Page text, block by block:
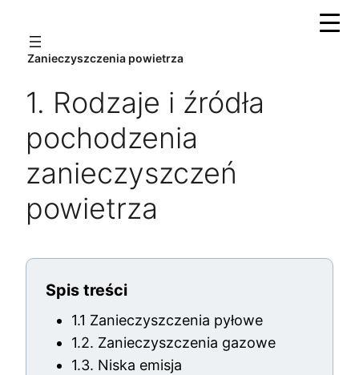
1. Rodzaje i źródła pochodzenia zanieczyszczeń
powietrza
2. Zjawisko smogu
3. Normy jakości powietrza
Pytania sprawdzające
Zanieczyszczenia powietrza
1. Rodzaje i źródła
pochodzenia
zanieczyszczeń
powietrza
Spis treści
1.1 Zanieczyszczenia pyłowe
1.2. Zanieczyszczenia gazowe
1.3. Niska emisja
Niezbędne